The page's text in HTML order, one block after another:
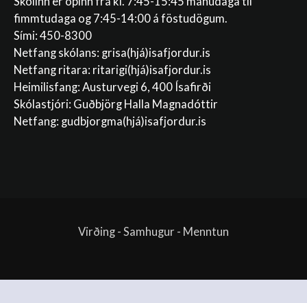
fimmtudaga og 7:45-14:00 á föstudögum.
Sími: 450-8300
Netfang skólans: grisa(hjá)isafjordur.is
Netfang ritara: ritarigi(hjá)isafjordur.is
Heimilisfang: Austurvegi 6, 400 Ísafirði
Skólastjóri: Guðbjörg Halla Magnadóttir
Netfang: gudbjorgma(hjá)isafjordur.is
Virðing - Samhugur - Menntun